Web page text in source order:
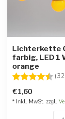
Lichterkette
farbig, LED 1
orange
Bewertung:
€1,60
* Inkl. MwSt. zzgl.